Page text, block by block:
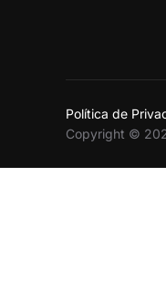
Política de
Copyright ©